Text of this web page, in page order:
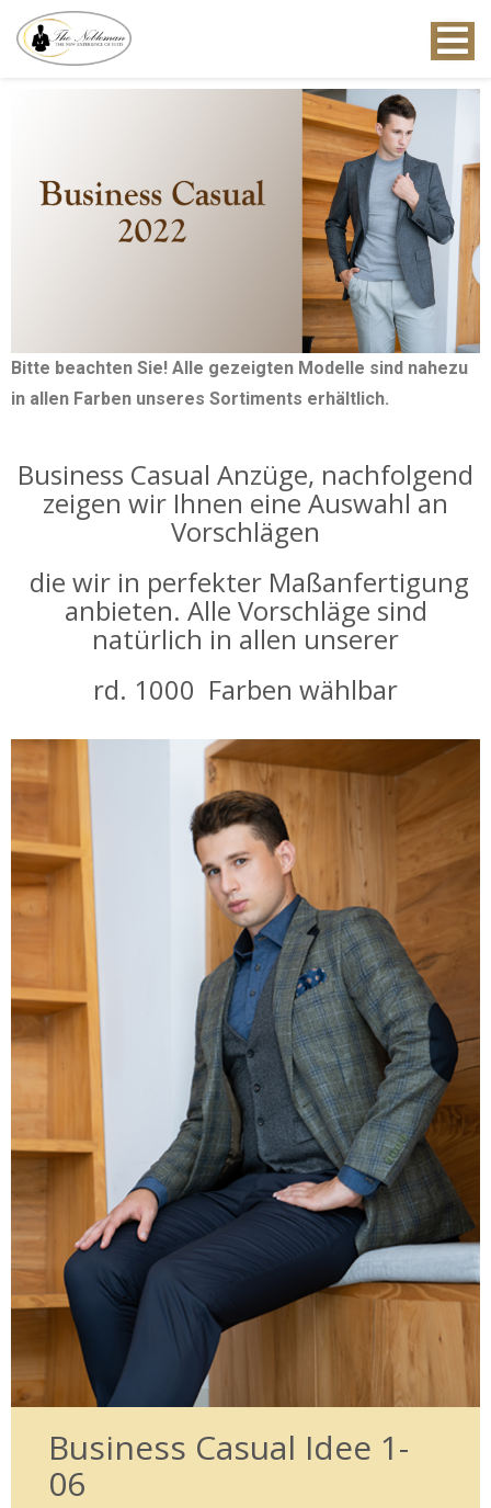
Bitte beachten Sie! Alle gezeigten Modelle sind nahezu
in allen Farben unseres Sortiments erhältlich.
Business Casual Anzüge, nachfolgend
zeigen wir Ihnen eine Auswahl an
Vorschlägen
die wir in perfekter Maßanfertigung
anbieten. Alle Vorschläge sind
natürlich in allen unserer
rd. 1000 Farben wählbar
Business Casual Idee 1-
06